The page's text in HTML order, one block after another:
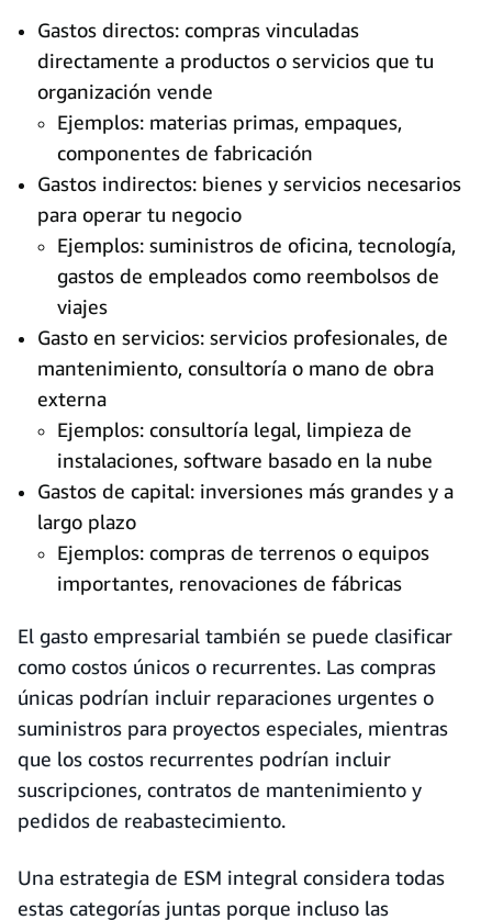
Gastos directos: compras vinculadas
directamente a productos o servicios que tu
organización vende
Ejemplos: materias primas, empaques,
componentes de fabricación
Gastos indirectos: bienes y servicios necesarios
para operar tu negocio
Ejemplos: suministros de oficina, tecnología,
gastos de empleados como reembolsos de
viajes
Gasto en servicios: servicios profesionales, de
mantenimiento, consultoría o mano de obra
externa
Ejemplos: consultoría legal, limpieza de
instalaciones, software basado en la nube
Gastos de capital: inversiones más grandes y a
largo plazo
Ejemplos: compras de terrenos o equipos
importantes, renovaciones de fábricas
El gasto empresarial también se puede clasificar
como costos únicos o recurrentes. Las compras
únicas podrían incluir reparaciones urgentes o
suministros para proyectos especiales, mientras
que los costos recurrentes podrían incluir
suscripciones, contratos de mantenimiento y
pedidos de reabastecimiento.
Una estrategia de ESM integral considera todas
estas categorías juntas porque incluso las